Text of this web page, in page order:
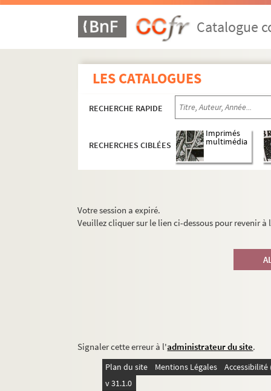
Catalogue
LES CATALOGUES
RECHERCHE RAPIDE
RECHERCHES CIBLÉES
Imprimés
multimédia
Votre session a expiré.
Veuillez cliquer sur le lien ci-dessous pour revenir
Signaler cette erreur à l'administrateur du site.
Plan du site Mentions Légales
v 31.1.0